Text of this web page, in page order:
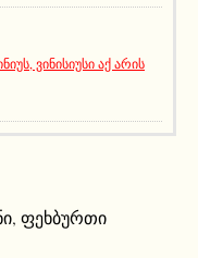
ვინისიუსი აქ არის
, ფეხბურთი